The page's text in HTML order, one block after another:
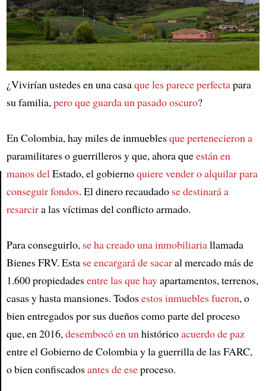
Article
¿Vivirían ustedes en una casaque les parece perfectapara
su familia,pero que guarda un pasado oscuro?
En Colombia, hay miles de inmueblesque pertenecieron a
paramilitares o guerrilleros y que, ahora queestán en
manos delEstado, el gobiernoquiere vender o alquilarpara
conseguir fondos. El dinero recaudado se destinará a
resarcira las víctimas del conflicto armado.
Para conseguirlo, se ha creado una inmobiliariallamada
Bienes FRV. Esta se encargará de sacaral mercado más de
1.600 propiedadesentre las que hayapartamentos, terrenos,
casas y hasta mansiones. Todosestos inmuebles fueron, o
bien entregados por sus dueños como parte del proceso
que, en 2016,desembocó en unhistóricoacuerdo de paz
entre el Gobierno de Colombia y la guerrilla de las FARC,
o bien confiscadosantes de eseproceso.